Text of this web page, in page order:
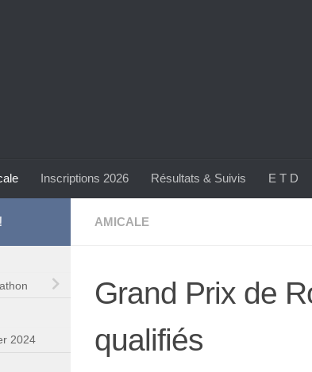
Inscriptions 2026 Résultats & Suivis E T D
AMICALE
Grand Prix de
qualifiés
2024